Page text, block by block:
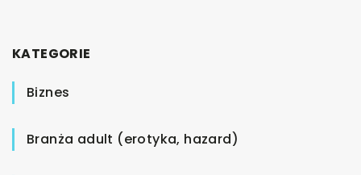
KATEGORIE
Biznes
Branża adult (erotyka, hazard)